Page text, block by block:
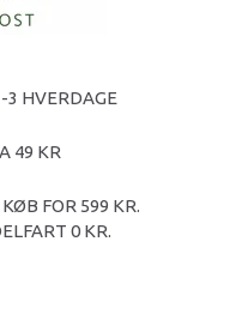
3 HVERDAGE
49 KR
FOR 599 KR.
0 KR.